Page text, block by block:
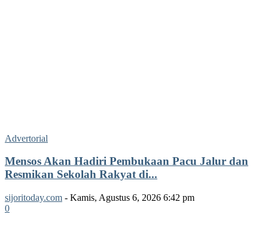
Advertorial
Mensos Akan Hadiri Pembukaan Pacu Jalur dan
Resmikan Sekolah Rakyat di...
sijoritoday.com - Kamis, Agustus 6, 2026 6:42 pm
0